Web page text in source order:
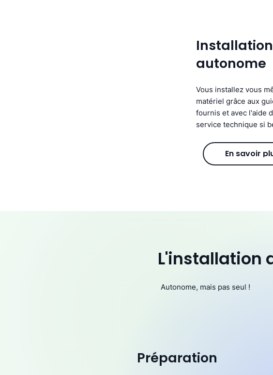
Installation
autonome
Vous installez vous
matériel grâce aux
fournis et avec l'aide
service technique si
En savoir
L'installation
Autonome, mais pas seul !
Préparation